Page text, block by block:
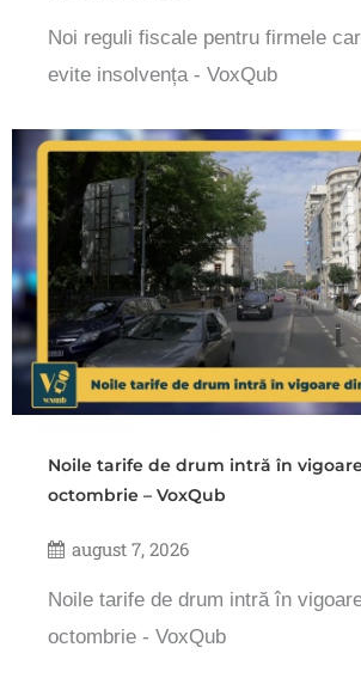
Noi reguli fiscale pentru firmele
evite insolvența - VoxQub
Noile tarife de drum intră în
octombrie – VoxQub
august 7, 2026
Noile tarife de drum intră în
octombrie - VoxQub